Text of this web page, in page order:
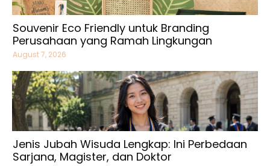
Souvenir Eco Friendly untuk Branding
Perusahaan yang Ramah Lingkungan
August 7, 2026
Jenis Jubah Wisuda Lengkap: Ini Perbedaan
Sarjana, Magister, dan Doktor